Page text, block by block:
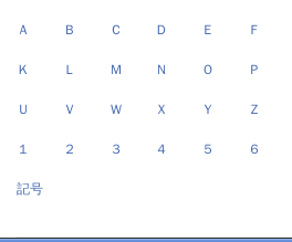
Ａ Ｂ Ｃ Ｄ Ｅ Ｆ
Ｋ Ｌ Ｍ Ｎ Ｏ Ｐ
Ｕ Ｖ Ｗ Ｘ Ｙ Ｚ
１ ２ ３ ４ ５ ６
記号